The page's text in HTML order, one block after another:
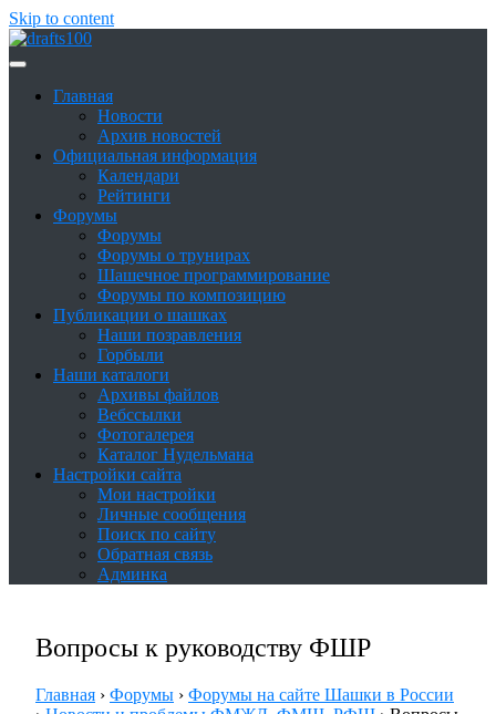
Skip to content
Шашки в России
Главная
Новости
Архив новостей
Официальная информация
Календари
Рейтинги
Форумы
Форумы
Форумы о трунирах
Шашечное программирование
Форумы по композицию
Публикации о шашках
Наши позравления
Горбыли
Наши каталоги
Архивы файлов
Вебссылки
Фотогалерея
Каталог Нудельмана
Настройки сайта
Мои настройки
Личные сообщения
Поиск по сайту
Обратная связь
Админка
Вопросы к руководству ФШР
Главная › Форумы › Форумы на сайте Шашки в России